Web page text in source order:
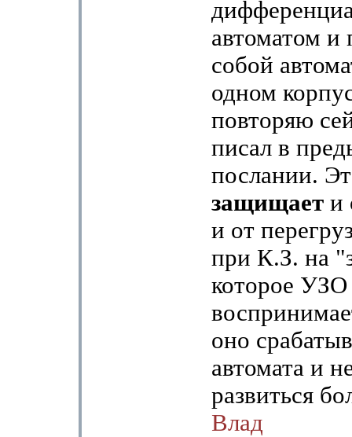
автоматом и
собой
одном
повторяю
писал в
послании.
защищает и
и от
при К.З. на
которое УЗО
оно
автомата и
развиться
Влад